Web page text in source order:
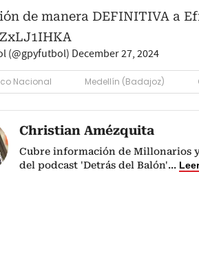
de manera DEFINITIVA a
(@gpyfutbol) December 27, 2024
Nacional Medellín (Badajoz)
Christian Amézquita
Cubre información de Millonarios
del podcast 'Detrás del Balón'...